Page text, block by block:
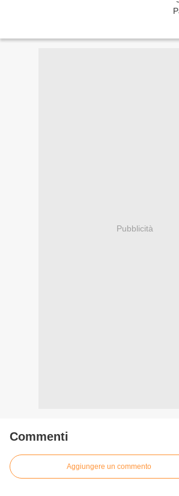
Pubblicità
Commenti
Aggiungere un commento